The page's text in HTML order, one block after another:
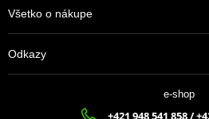
Všetko o nákupe
Odkazy
e-shop
+421 948 541 858 /